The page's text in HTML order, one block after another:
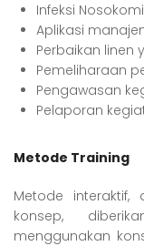
Infeksi
Aplikasi
Perbaikan linen
Pemeliharaan
Pengawasan
Pelaporan
Metode Training
Metode interaktif,
konsep,
menggunakan